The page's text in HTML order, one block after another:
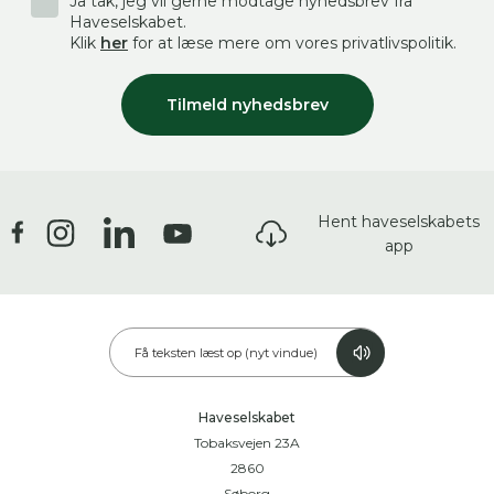
Tilmeld nyhedsbrev
Haveselskabet.
Klik her for at læse mere om vores privatlivspolitik.
Hent haveselskabets
app
Få teksten læst op (nyt vindue)
Haveselskabet
Tobaksvejen 23A
2860